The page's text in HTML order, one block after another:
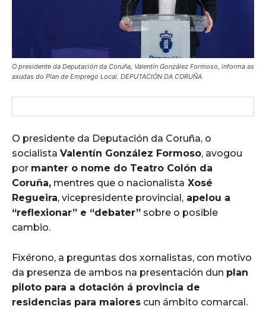
O presidente da Deputación da Coruña, Valentín González Formoso, informa as
axudas do Plan de Emprego Local. DEPUTACIÓN DA CORUÑA
O presidente da Deputación da Coruña, o
socialista Valentín González Formoso, avogou
por manter o nome do Teatro Colón da
Coruña, mentres que o nacionalista Xosé
Regueira, vicepresidente provincial, apelou a
“reflexionar” e “debater” sobre o posible
cambio.
Fixérono, a preguntas dos xornalistas, con motivo
da presenza de ambos na presentación dun plan
piloto para a dotación á provincia de
residencias para maiores cun ámbito comarcal.